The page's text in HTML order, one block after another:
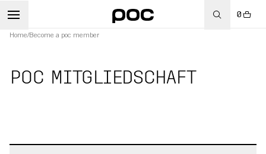
0
Home/Become a poc member
POC MITGLIEDSCHAFT